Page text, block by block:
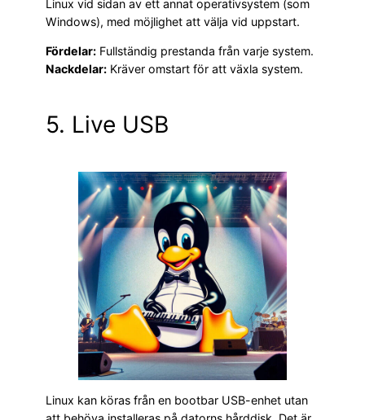
Linux vid sidan av ett annat operativsystem (som
Windows), med möjlighet att välja vid uppstart.
Fördelar: Fullständig prestanda från varje system.
Nackdelar: Kräver omstart för att växla system.
5. Live USB
Linux kan köras från en bootbar USB-enhet utan